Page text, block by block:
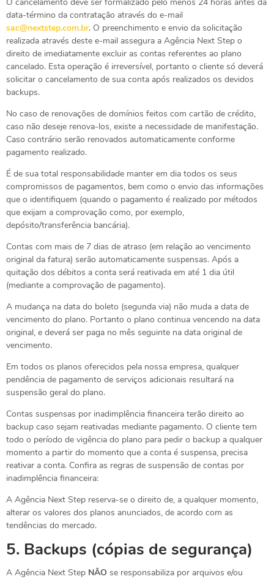
data-término da contratação através do e-mail
sac@nextstep.com.br. O preenchimento e envio da solicitação
realizada através deste e-mail assegura a Agência Next Step o
direito de imediatamente excluir as contas referentes ao plano
cancelado. Esta operação é irreversível, portanto o cliente só deverá
solicitar o cancelamento de sua conta após realizados os devidos
backups.
No caso de renovações de domínios feitos com cartão de crédito,
caso não deseje renova-los, existe a necessidade de manifestação.
Caso contrário serão renovados automaticamente conforme
pagamento realizado.
É de sua total responsabilidade manter em dia todos os seus
compromissos de pagamentos, bem como o envio das informações
que o identifiquem (quando o pagamento é realizado por métodos
que exijam a comprovação como, por exemplo,
depósito/transferência bancária).
Contas com mais de 7 dias de atraso (em relação ao vencimento
original da fatura) serão automaticamente suspensas. Após a
quitação dos débitos a conta será reativada em até 1 dia útil
(mediante a comprovação de pagamento).
A mudança na data do boleto (segunda via) não muda a data de
vencimento do plano. Portanto o plano continua vencendo na data
original, e deverá ser paga no mês seguinte na data original de
vencimento.
Em todos os planos oferecidos pela nossa empresa, qualquer
pendência de pagamento de serviços adicionais resultará na
suspensão geral do plano.
Contas suspensas por inadimplência financeira terão direito ao
backup caso sejam reativadas mediante pagamento. O cliente tem
todo o período de vigência do plano para pedir o backup a qualquer
momento a partir do momento que a conta é suspensa, precisa
reativar a conta. Confira as regras de suspensão de contas por
inadimplência financeira:
A Agência Next Step reserva-se o direito de, a qualquer momento,
alterar os valores dos planos anunciados, de acordo com as
tendências do mercado.
5. Backups (cópias de segurança)
A Agência Next Step NÃO se responsabiliza por arquivos e/ou